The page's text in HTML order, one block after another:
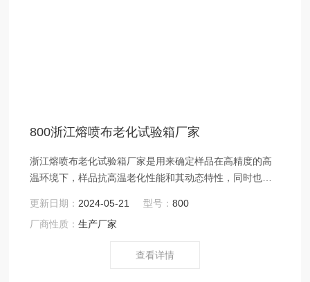
800浙江熔喷布老化试验箱厂家
浙江熔喷布老化试验箱厂家是用来确定样品在高精度的高
温环境下，样品抗高温老化性能和其动态特性，同时也可
于电源电子、电脑、通讯等方面的设备。适用于熔喷布行
业的熔喷布模具、熔喷布模具喷头、无纺布模具、喷丝板
理能够达到预热处理、老化处理从而保障了熔喷布模具烘
更新日期： 2024-05-21 型号：800
厂商性质：生产厂家
查看详情